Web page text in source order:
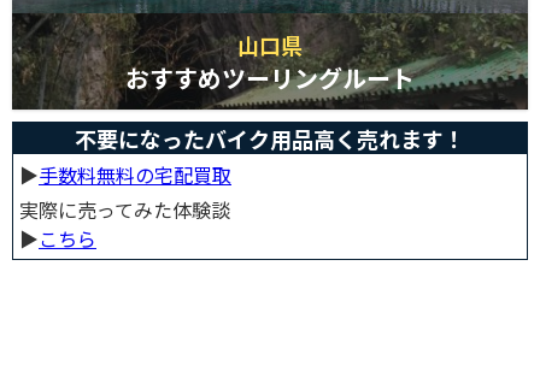
山口県
おすすめツーリングルート
不要になったバイク用品高く売れます！
▶︎手数料無料の宅配買取
実際に売ってみた体験談
▶︎こちら